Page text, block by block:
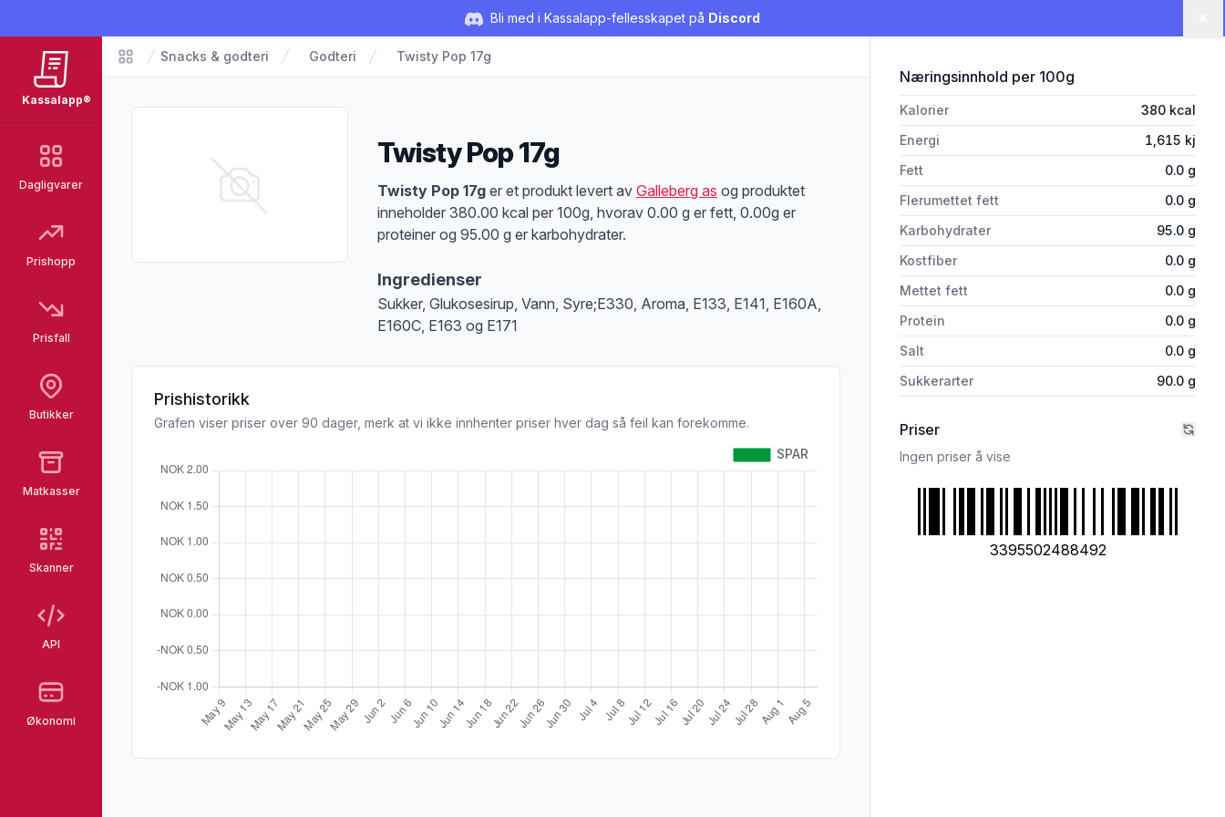
Bli med i Kassalapp-fellesskapet på Discord
Kassalapp®
Dagligvarer
Prishopp
Prisfall
Butikker
Matkasser
Skanner
API
Økonomi
Matvarer
Snacks & godteri Godteri Twisty Pop 17g
Twisty Pop 17g
Produktbeskrivelse
Twisty Pop 17g er et produkt levert av Galleberg as og produktet
inneholder 380.00 kcal per 100g, hvorav 0.00 g er fett, 0.00g er
proteiner og 95.00 g er karbohydrater.
Ingredienser
Sukker, Glukosesirup, Vann, Syre;E330, Aroma, E133, E141, E160A,
E160C, E163 og E171
Prishistorikk
Grafen viser priser over 90 dager, merk at vi ikke innhenter priser hver dag så feil kan forekomme.
Næringsinnhold for 'Twisty Pop 17g'
per 100g
Kalorier 380 kcal
Energi
1,615 kj
Fett
0.0 g
Flerumettet fett
0.0 g
Karbohydrater
95.0 g
Kostfiber
0.0 g
Mettet fett
0.0 g
Protein
0.0 g
Salt
0.0 g
Sukkerarter
90.0 g
Priser
Ingen priser å vise
3395502488492